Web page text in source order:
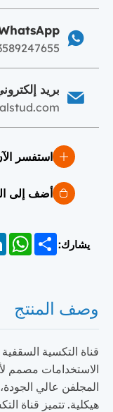
بريد
استفسر
أضف إلى
يشارك:Share
وصف المنتج
قناة التكسية
الاستخدامات مصمم
المجلفن عالي
هيكلية. تتميز قناة